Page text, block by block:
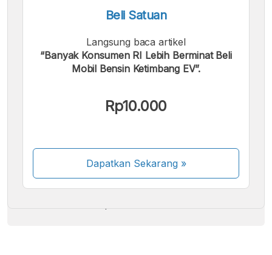
Beli Satuan
Langsung baca artikel
“Banyak Konsumen RI Lebih Berminat Beli
Mobil Bensin Ketimbang EV”.
Rp10.000
Dapatkan Sekarang»
Kami menerima pembayaran berikut:
Beberapa metode pembayaran masih dalam